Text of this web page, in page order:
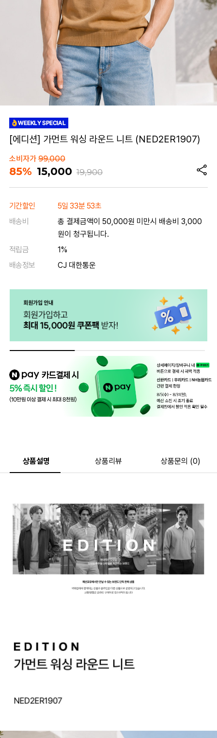
[에디션] 가먼트 워싱 라운드 니트 (NED2ER1907)
소비자가99,000
85% 15,000 19,900
기간할인
5일 33분 53초
배송비
총 결제금액이 50,000원 미만시 배송비 3,000
원이 청구됩니다.
적립금
1%
배송정보
CJ 대한통운
상품설명 상품리뷰 상품문의 (0)